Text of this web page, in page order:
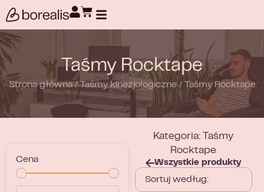
Taśmy Rocktape
Strona główna/Taśmy kinezjologiczne/ Taśmy Rocktape
Cena Wszystkie produkty
Kategoria: Taśmy
Rocktape